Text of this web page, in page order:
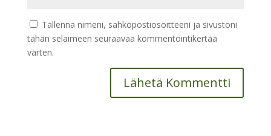
Tallenna nimeni, sähköpostiosoitteeni ja sivustoni
tähän selaimeen seuraavaa kommentointikertaa
varten.